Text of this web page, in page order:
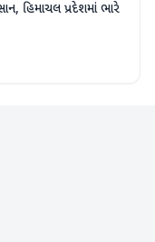
હિમાચલ પ્રદેશમાં ભારે